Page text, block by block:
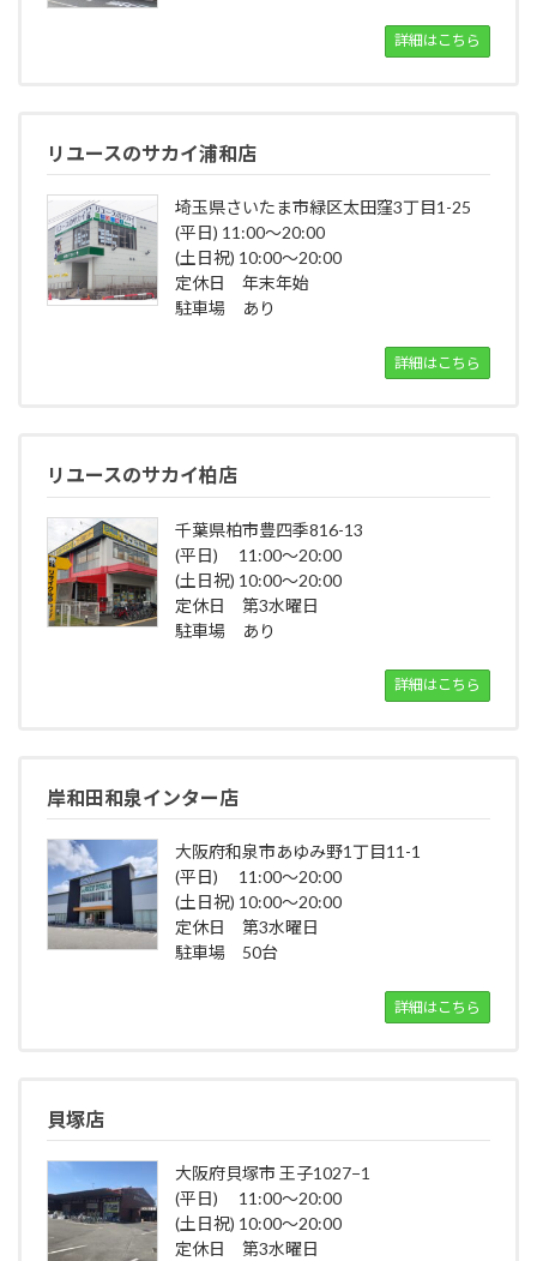
詳細はこちら
リユースのサカイ浦和店
埼玉県さいたま市緑区太田窪3丁目1-25
(平日) 11:00～20:00
(土日祝) 10:00～20:00
定休日 年末年始
駐車場 あり
詳細はこちら
リユースのサカイ柏店
千葉県柏市豊四季816-13
(平日) 11:00～20:00
(土日祝) 10:00～20:00
定休日 第3水曜日
駐車場 あり
詳細はこちら
岸和田和泉インター店
大阪府和泉市あゆみ野1丁目11-1
(平日) 11:00～20:00
(土日祝) 10:00～20:00
定休日 第3水曜日
駐車場 50台
詳細はこちら
貝塚店
大阪府貝塚市 王子1027−1
(平日) 11:00～20:00
(土日祝) 10:00～20:00
定休日 第3水曜日